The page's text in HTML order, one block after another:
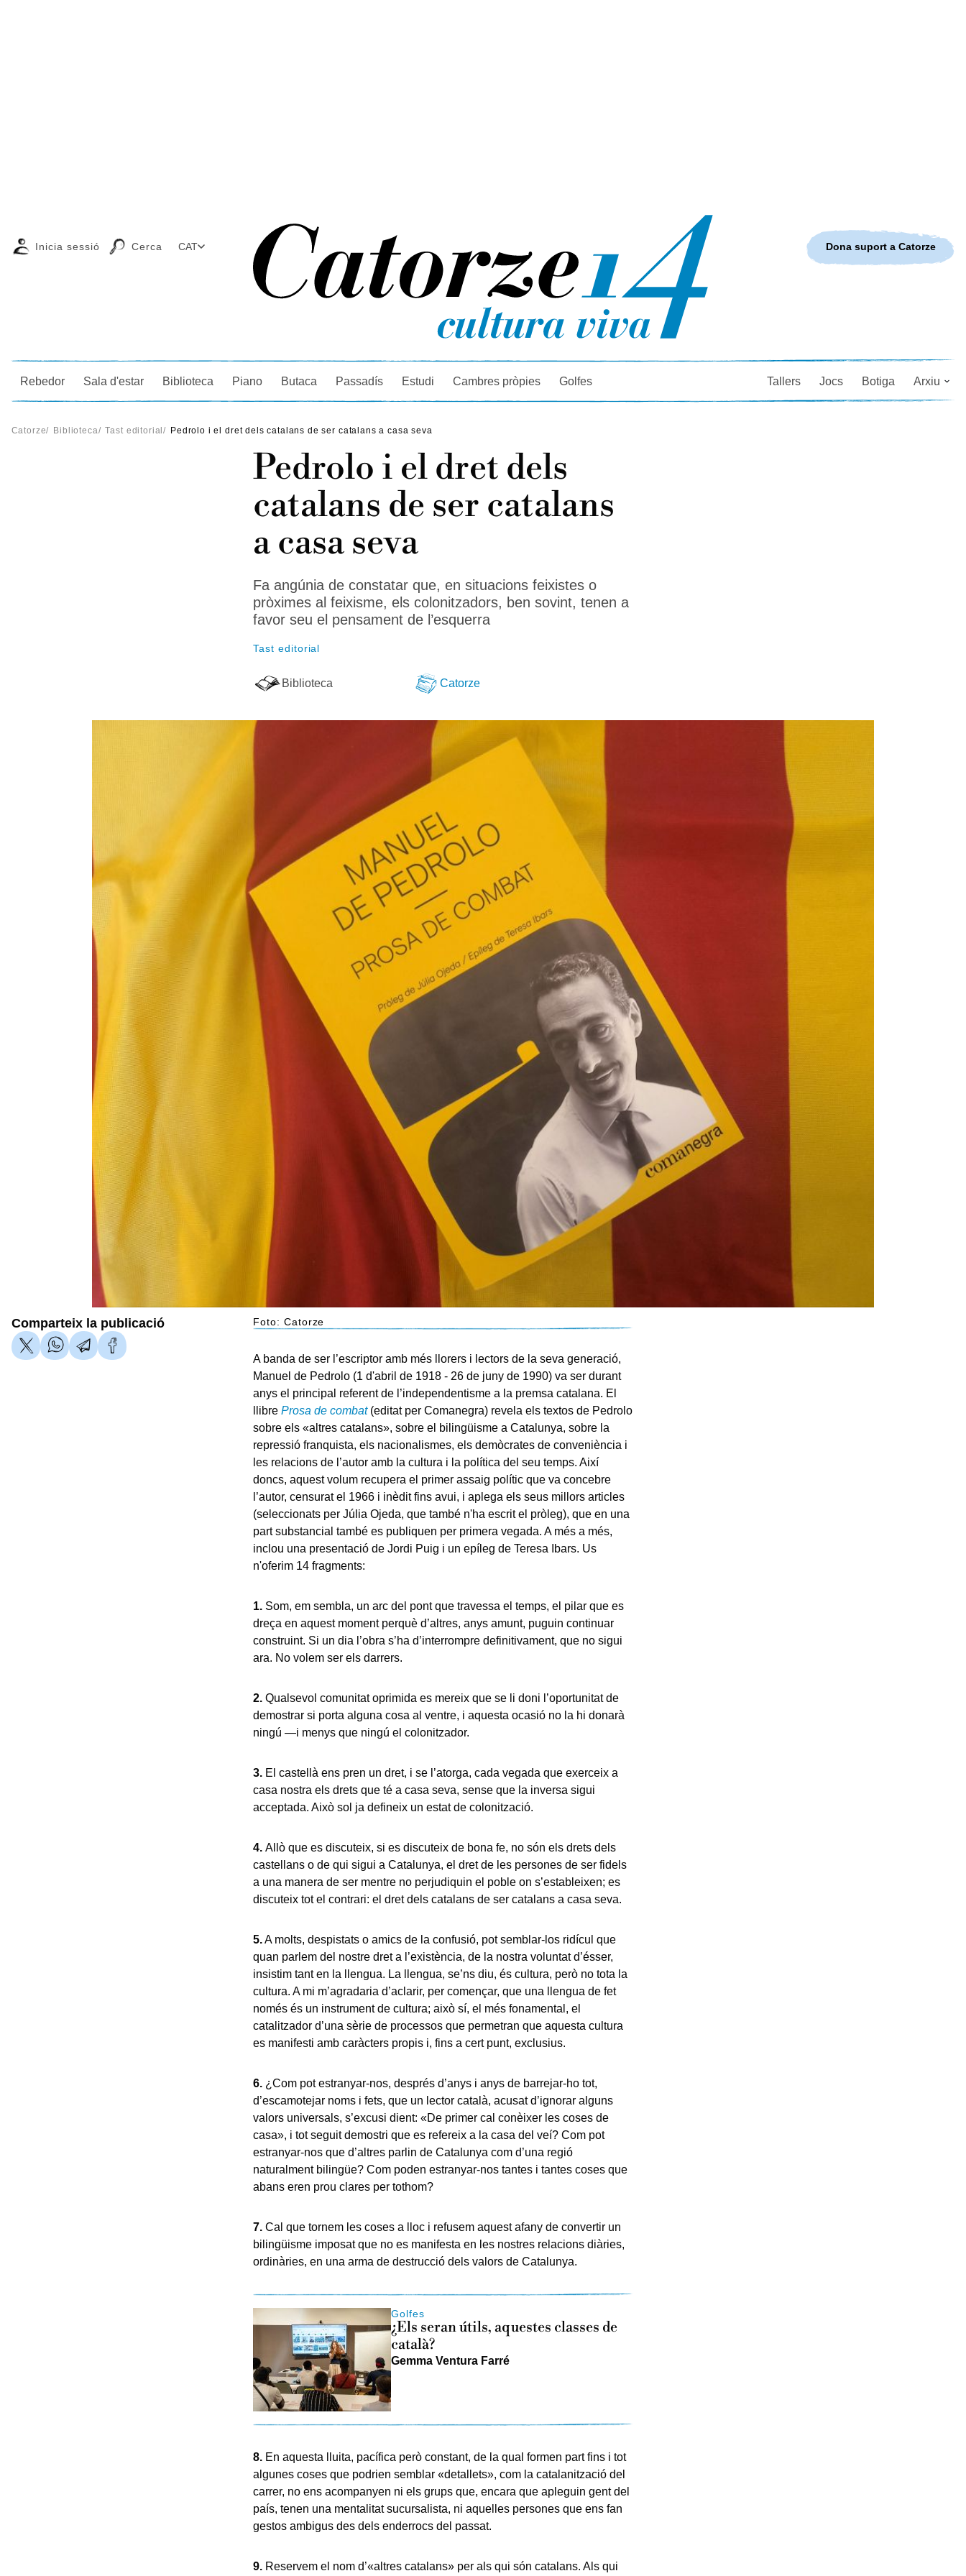
Cercador
Inicia sessió Cerca CAT
Rebedor Sala d'estar Biblioteca Piano Butaca Passadís Estudi Cambres pròpies Golfes Tallers Jocs Botiga Arxiu
Dona suport a Catorze
Catorze/ Biblioteca/ Tast editorial/ Pedrolo i el dret dels catalans de ser catalans a casa seva
Pedrolo i el dret dels
catalans de ser catalans
a casa seva
Fa angúnia de constatar que, en situacions feixistes o
pròximes al feixisme, els colonitzadors, ben sovint, tenen a
favor seu el pensament de l’esquerra
Tast editorial
Biblioteca Catorze
Foto: Catorze
Comparteix la publicació
A banda de ser l’escriptor amb més llorers i lectors de la seva generació,
Manuel de Pedrolo (1 d'abril de 1918 - 26 de juny de 1990) va ser durant
anys el principal referent de l’independentisme a la premsa catalana. El
llibre Prosa de combat (editat per Comanegra) revela els textos de Pedrolo
sobre els «altres catalans», sobre el bilingüisme a Catalunya, sobre la
repressió franquista, els nacionalismes, els demòcrates de conveniència i
les relacions de l’autor amb la cultura i la política del seu temps. Així
doncs, aquest volum recupera el primer assaig polític que va concebre
l’autor, censurat el 1966 i inèdit fins avui, i aplega els seus millors articles
(seleccionats per Júlia Ojeda, que també n'ha escrit el pròleg), que en una
part substancial també es publiquen per primera vegada. A més a més,
inclou una presentació de Jordi Puig i un epíleg de Teresa Ibars. Us
n'oferim 14 fragments:
1. Som, em sembla, un arc del pont que travessa el temps, el pilar que es
dreça en aquest moment perquè d’altres, anys amunt, puguin continuar
construint. Si un dia l’obra s’ha d’interrompre definitivament, que no sigui
ara. No volem ser els darrers.
2.Qualsevol comunitat oprimida es mereix que se li doni l’oportunitat de
demostrar si porta alguna cosa al ventre, i aquesta ocasió no la hi donarà
ningú —i menys que ningú el colonitzador.
3.El castellà ens pren un dret, i se l’atorga, cada vegada que exerceix a
casa nostra els drets que té a casa seva, sense que la inversa sigui
acceptada. Això sol ja defineix un estat de colonització.
4. Allò que es discuteix, si es discuteix de bona fe, no són els drets dels
castellans o de qui sigui a Catalunya, el dret de les persones de ser fidels
a una manera de ser mentre no perjudiquin el poble on s’estableixen; es
discuteix tot el contrari: el dret dels catalans de ser catalans a casa seva.
5.A molts, despistats o amics de la confusió, pot semblar-los ridícul que
quan parlem del nostre dret a l’existència, de la nostra voluntat d’ésser,
insistim tant en la llengua. La llengua, se’ns diu, és cultura, però no tota la
cultura. A mi m’agradaria d’aclarir, per començar, que una llengua de fet
només és un instrument de cultura; això sí, el més fonamental, el
catalitzador d’una sèrie de processos que permetran que aquesta cultura
es manifesti amb caràcters propis i, fins a cert punt, exclusius.
6. ¿Com pot estranyar-nos, després d’anys i anys de barrejar-ho tot,
d’escamotejar noms i fets, que un lector català, acusat d’ignorar alguns
valors universals, s’excusi dient: «De primer cal conèixer les coses de
casa», i tot seguit demostri que es refereix a la casa del veí? Com pot
estranyar-nos que d’altres parlin de Catalunya com d’una regió
naturalment bilingüe? Com poden estranyar-nos tantes i tantes coses que
abans eren prou clares per tothom?
7. Cal que tornem les coses a lloc i refusem aquest afany de convertir un
bilingüisme imposat que no es manifesta en les nostres relacions diàries,
ordinàries, en una arma de destrucció dels valors de Catalunya.
Golfes
¿Els seran útils, aquestes classes de
català?
Gemma Ventura Farré
8.En aquesta lluita, pacífica però constant, de la qual formen part fins i tot
algunes coses que podrien semblar «detallets», com la catalanització del
carrer, no ens acompanyen ni els grups que, encara que apleguin gent del
país, tenen una mentalitat sucursalista, ni aquelles persones que ens fan
gestos ambigus des dels enderrocs del passat.
9.Reservem el nom d’«altres catalans» per als qui són catalans. Als qui